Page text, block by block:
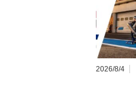
2026/8/4